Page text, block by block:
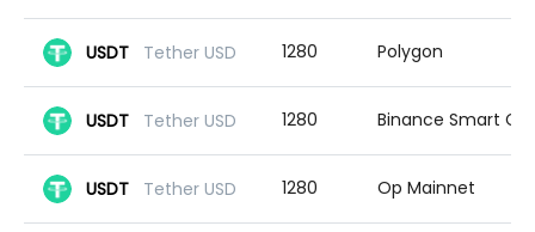
USDT Tether USD 1280 Polygon
USDT Tether USD 1280
USDT Tether USD 1280 Op Mainnet